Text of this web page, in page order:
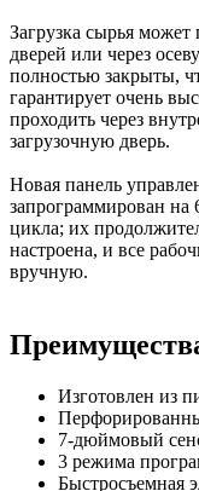
Загрузка сырья может
дверей или через
полностью закрыты,
гарантирует очень
проходить через
загрузочную дверь.
Новая панель
запрограммирован на
цикла; их
настроена, и все
вручную.
Изготовлен из
7-дюймовый
3 режима
Быстросъемная